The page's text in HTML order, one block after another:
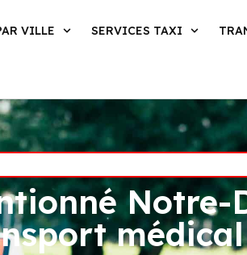
VILLE SERVICES TAXI
Notre-